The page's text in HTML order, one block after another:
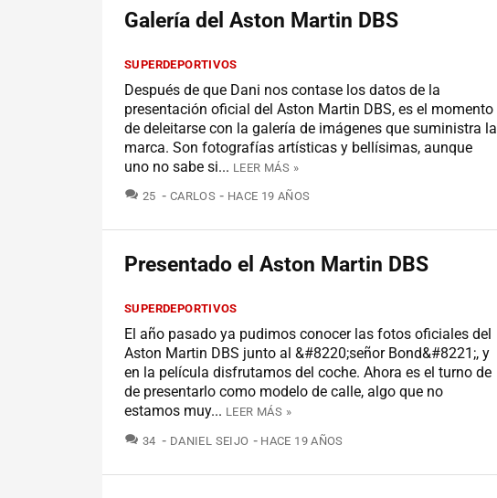
Galería del Aston Martin DBS
SUPERDEPORTIVOS
Después de que Dani nos contase los datos de la
presentación oficial del Aston Martin DBS, es el momento
de deleitarse con la galería de imágenes que suministra la
marca. Son fotografías artísticas y bellísimas, aunque
uno no sabe si... LEER MÁS »
25 COMENTARIOS
CARLOS HACE 19 AÑOS
Presentado el Aston Martin DBS
SUPERDEPORTIVOS
El año pasado ya pudimos conocer las fotos oficiales del
Aston Martin DBS junto al &#8220;señor Bond&#8221;, y
en la película disfrutamos del coche. Ahora es el turno de
de presentarlo como modelo de calle, algo que no
estamos muy... LEER MÁS »
34 COMENTARIOS
DANIEL SEIJO HACE 19 AÑOS